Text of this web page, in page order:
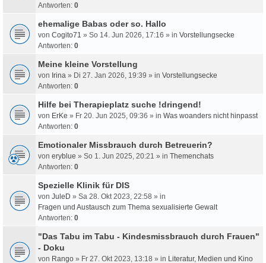
Antworten: 0
ehemalige Babas oder so. Hallo
von Cogito71 » So 14. Jun 2026, 17:16 » in Vorstellungsecke
Antworten: 0
Meine kleine Vorstellung
von Irina » Di 27. Jan 2026, 19:39 » in Vorstellungsecke
Antworten: 0
Hilfe bei Therapieplatz suche !dringend!
von ErKe » Fr 20. Jun 2025, 09:36 » in Was woanders nicht hinpasst
Antworten: 0
Emotionaler Missbrauch durch Betreuerin?
von eryblue » So 1. Jun 2025, 20:21 » in Themenchats
Antworten: 0
Spezielle Klinik für DIS
von JuleD » Sa 28. Okt 2023, 22:58 » in
Fragen und Austausch zum Thema sexualisierte Gewalt
Antworten: 0
"Das Tabu im Tabu - Kindesmissbrauch durch Frauen"
- Doku
von Rango » Fr 27. Okt 2023, 13:18 » in Literatur, Medien und Kino